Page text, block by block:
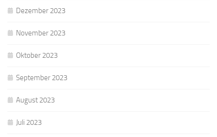
Dezember 2023
November 2023
Oktober 2023
September 2023
August 2023
Juli 2023